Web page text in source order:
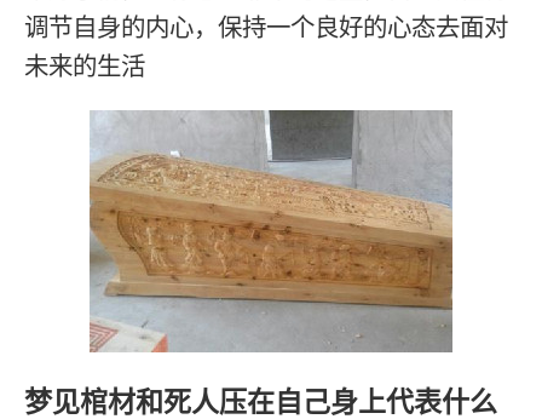
调节自身的内心，保持一个良好的心态去面对
未来的生活
梦见棺材和死人压在自己身上代表什么